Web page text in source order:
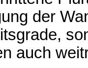
der
auch